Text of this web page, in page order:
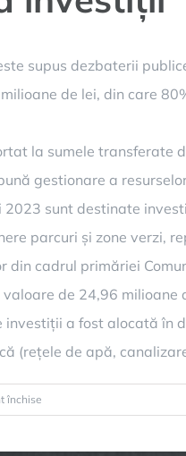
supus dezbaterii
de lei, din care
la sumele
gestionare a
sunt destinate
parcuri și zone
cadrul primăriei
de 24,96
investiții a fost alocată
(rețele de apă,
închise
Bugetul